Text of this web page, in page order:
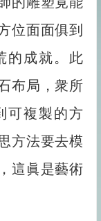
位面面俱到
的成就。此
布局，衆所
可複製的方
方法要去模
這眞是藝術